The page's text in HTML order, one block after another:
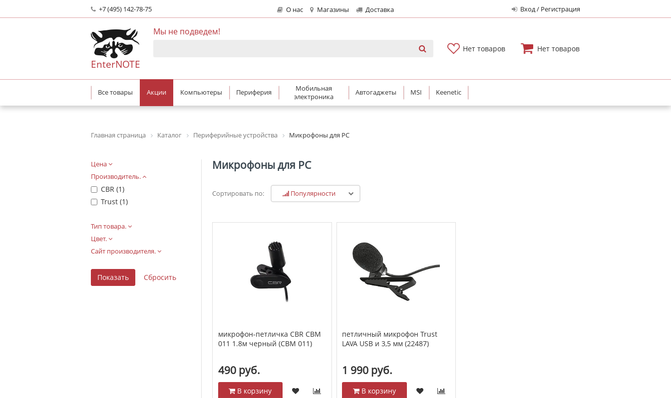
+7 (495) 142-78-75 О нас Магазины Доставка Вход / Регистрация
EnterNOTE
Мы не подведем!
Нет товаров Нет товаров
Все товары Акции Компьютеры Периферия
Мобильная
электроника
Автогаджеты MSI Keenetic
Главная страница Каталог Периферийные устройства Микрофоны для PC
Цена
Производитель.
CBR (1)
Trust (1)
Тип товара.
Цвет.
Сайт производителя.
Микрофоны для PC
Сортировать по: Популярности
микрофон-петличка CBR CBM
011 1.8м черный (CBM 011)
490 руб.
В корзину
петличный микрофон Trust
LAVA USB и 3,5 мм (22487)
1 990 руб.
В корзину